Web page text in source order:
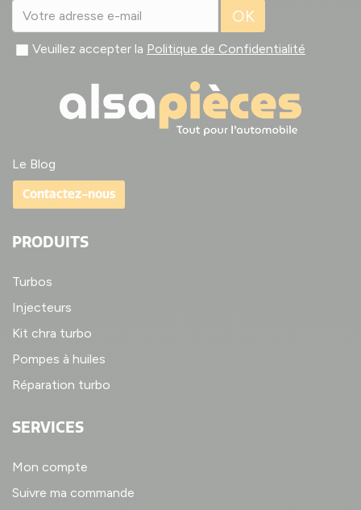
OK
Veuillez accepter la Politique de Confidentialité
Le Blog
Contactez-nous
PRODUITS
Turbos
Injecteurs
Kit chra turbo
Pompes à huiles
Réparation turbo
SERVICES
Mon compte
Suivre ma commande